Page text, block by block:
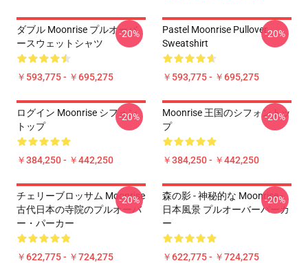
ダブル Moonrise プルオーバ
ースウェットシャツ
￥593,775 - ￥695,275
-20%
Pastel Moonrise Pullover
Sweatshirt
￥593,775 - ￥695,275
-20%
ログイン Moonrise シフォン
トップ
￥384,250 - ￥442,250
-20%
Moonrise 王国のシフォントッ
プ
￥384,250 - ￥442,250
-20%
チェリーブロッサム Moonrise
古代日本の寺院のプルオーバ
ー・パーカー
￥622,775 - ￥724,275
-20%
森の影 - 神秘的な Moonrise -
日本風景 プルオーバーパーカ
ー
￥622,775 - ￥724,275
-20%